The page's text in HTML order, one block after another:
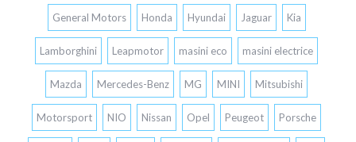
General Motors Honda Hyundai Jaguar Kia
Lamborghini Leapmotor masini eco masini electrice
Mazda Mercedes-Benz MG MINI Mitsubishi
Motorsport NIO Nissan Opel Peugeot Porsche